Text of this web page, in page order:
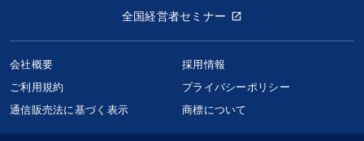
全国経営者セミナー
会社概要
採用情報
ご利用規約
プライバシーポリシー
通信販売法に基づく表示
商標について